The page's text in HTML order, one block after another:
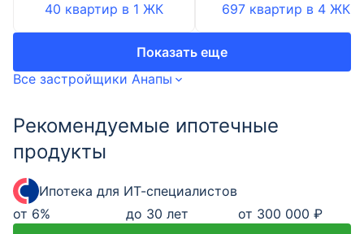
40 квартир в 1 ЖК
697 квартир в 4 ЖК
Показать еще
Все застройщики Анапы
Рекомендуемые ипотечные
продукты
Ипотека для ИТ-специалистов
от 6% до 30 лет от 300 000 ₽